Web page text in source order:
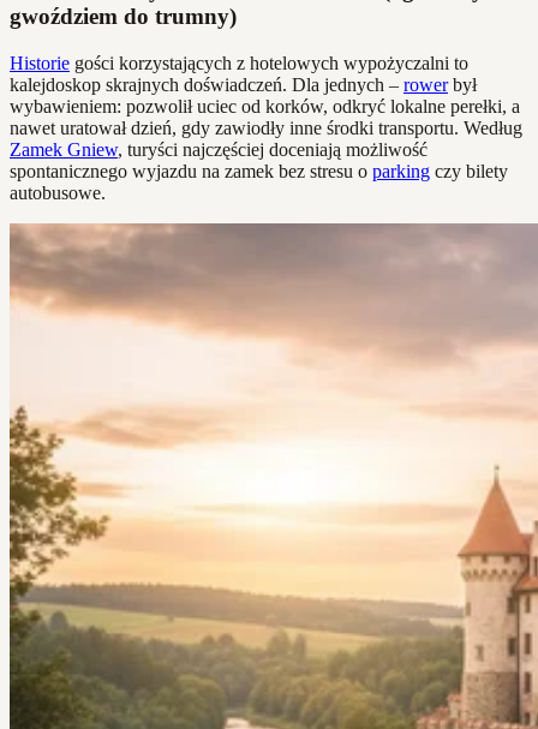
gwoździem do trumny)
Historie gości korzystających z hotelowych wypożyczalni to
kalejdoskop skrajnych doświadczeń. Dla jednych – rowerbył
wybawieniem: pozwolił uciec od korków, odkryć lokalne perełki, a
nawet uratował dzień, gdy zawiodły inne środki transportu. Według
Zamek Gniew, turyści najczęściej doceniają możliwość
spontanicznego wyjazdu na zamek bez stresu o parking czy bilety
autobusowe.